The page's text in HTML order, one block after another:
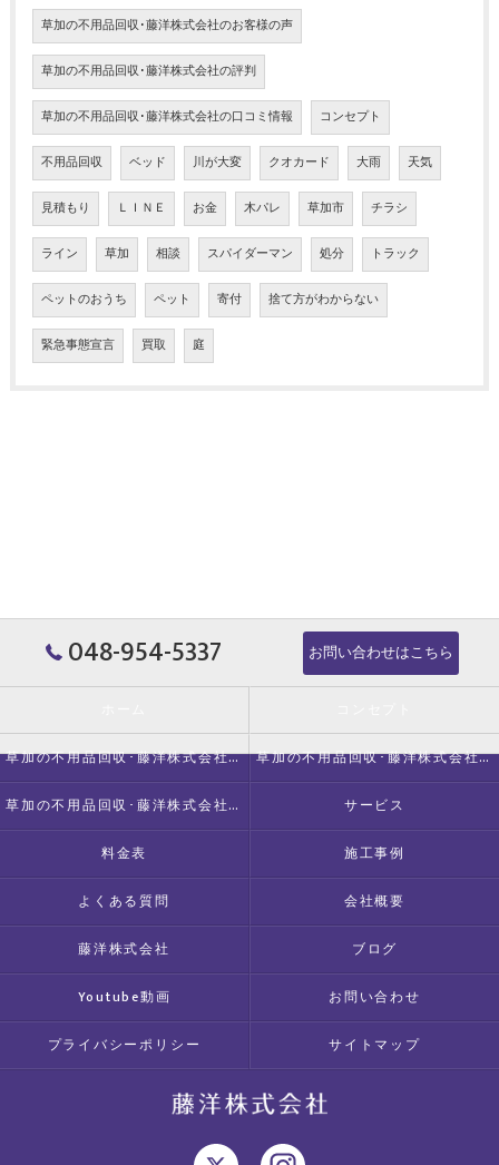
草加の不用品回収･藤洋株式会社のお客様の声
草加の不用品回収･藤洋株式会社の評判
草加の不用品回収･藤洋株式会社の口コミ情報 コンセプト
不用品回収 ベッド 川が大変 クオカード 大雨 天気
見積もり ＬＩＮＥ お金 木パレ 草加市 チラシ
ライン 草加 相談 スパイダーマン 処分 トラック
ペットのおうち ペット 寄付 捨て方がわからない
緊急事態宣言 買取 庭
048-954-5337 お問い合わせはこちら
草加の不用品回収･藤洋株式会社の口コミ情報 草加の不用品回収･藤洋株式会社の評判
草加の不用品回収･藤洋株式会社のお客様の声 サービス
料金表 施工事例
よくある質問 会社概要
藤洋株式会社 ブログ
Youtube動画 お問い合わせ
プライバシーポリシー サイトマップ